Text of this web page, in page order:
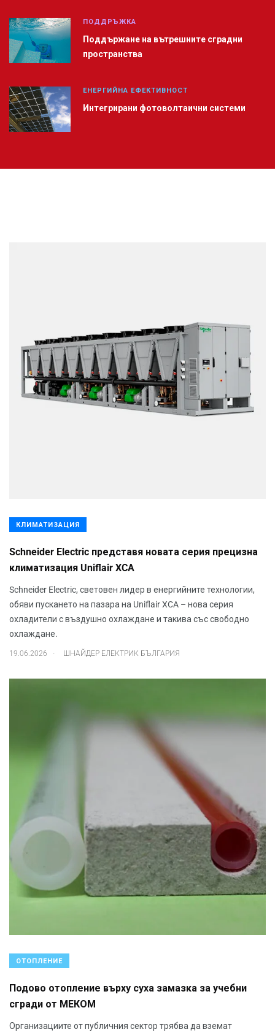
ПОДДРЪЖКА
Поддържане на вътрешните сградни
пространства
ЕНЕРГИЙНА ЕФЕКТИВНОСТ
Интегрирани фотоволтаични системи
КЛИМАТИЗАЦИЯ
Schneider Electric представя новата серия прецизна
климатизация Uniflair XCA
Schneider Electric, световен лидер в енергийните технологии,
обяви пускането на пазара на Uniflair XCA – нова серия
охладители с въздушно охлаждане и такива със свободно
охлаждане.
19.06.2026 . ШНАЙДЕР ЕЛЕКТРИК БЪЛГАРИЯ
ОТОПЛЕНИЕ
Подово отопление върху суха замазка за учебни
сгради от МЕКОМ
Организациите от публичния сектор трябва да вземат